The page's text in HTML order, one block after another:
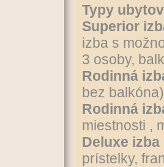
Typy
Superior
izba s
3 osoby,
Rodinná
bez balkóna)
Rodinná
miestnosti ,
Deluxe izba
prístelky,